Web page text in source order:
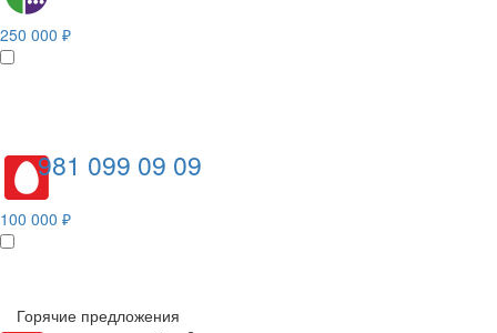
250 000 ₽
981 099 09 09
100 000 ₽
Горячие предложения